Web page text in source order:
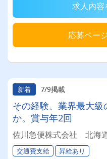
求人内容
応募ペー
新着 7/9掲載
その経験、業界最大
か。賞与年2回
佐川急便株式会社 北海
交通費支給 昇給あり